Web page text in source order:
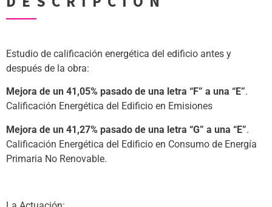
Estudio de calificación energética del edificio antes y
después de la obra:
Mejora de un 41,05% pasado de una letra “F” a una “E”.
Calificación Energética del Edificio en Emisiones
Mejora de un 41,27% pasado de una letra “G” a una “E”.
Calificación Energética del Edificio en Consumo de Energía
Primaria No Renovable.